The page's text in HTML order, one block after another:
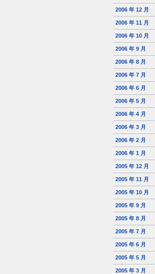
2006 年 12 月
2006 年 11 月
2006 年 10 月
2006 年 9 月
2006 年 8 月
2006 年 7 月
2006 年 6 月
2006 年 5 月
2006 年 4 月
2006 年 3 月
2006 年 2 月
2006 年 1 月
2005 年 12 月
2005 年 11 月
2005 年 10 月
2005 年 9 月
2005 年 8 月
2005 年 7 月
2005 年 6 月
2005 年 5 月
2005 年 3 月